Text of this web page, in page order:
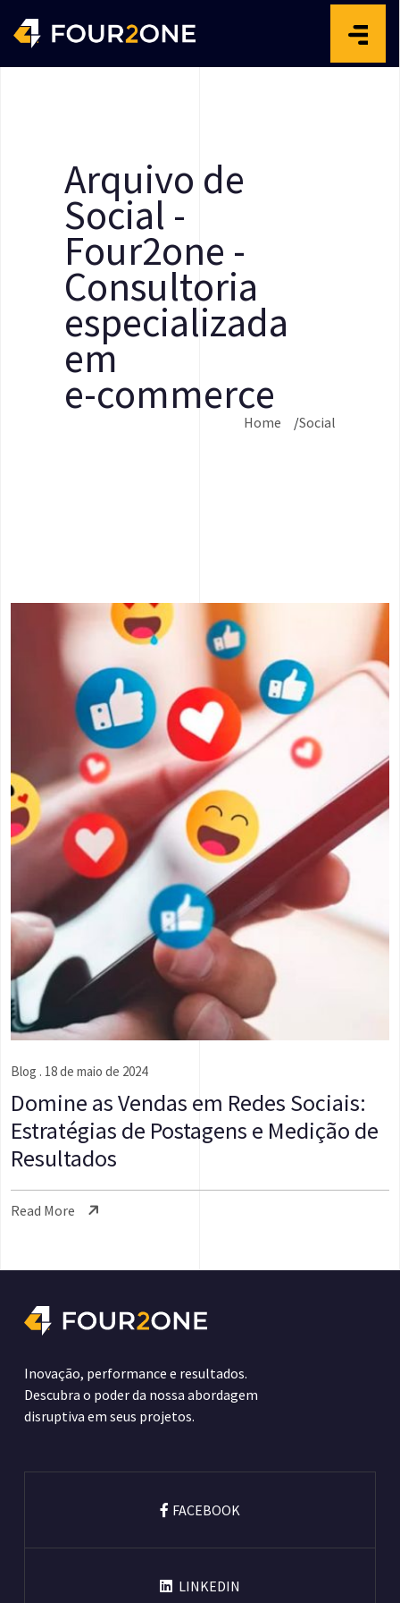
Arquivo de
Social -
Four2one -
Consultoria
especializada
em
e-commerce
Home Social
Blog . 18 de maio de 2024
Domine as Vendas em Redes Sociais:
Estratégias de Postagens e Medição de
Resultados
Read More
Inovação, performance e resultados.
Descubra o poder da nossa abordagem
disruptiva em seus projetos.
FACEBOOK
LINKEDIN